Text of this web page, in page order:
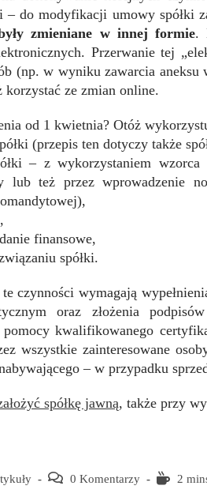
– do modyfikacji umowy spółki
zmieniane w innej formie.
Przerwanie tej
(np. w wyniku zawarcia aneksu
korzystać ze zmian online.
od 1 kwietnia? Otóż
(przepis ten dotyczy także
– z wykorzystaniem wzorca
lub też przez wprowadzenie
finansowe,
spółki.
czynności wymagają
oraz złożenia
kwalifikowanego
wszystkie zainteresowane
– w przypadku
spółkę jawną, także przy
Post 0 Komentarzy
Reading
2